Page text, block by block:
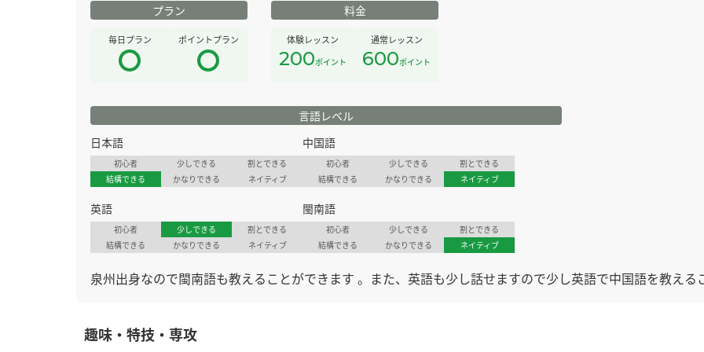
プラン
毎日プラン ポイントプラン
料金
体験レッスン
200ポイント
通常レッスン
600ポイント
言語レベル
日本語
初心者 少しできる
割とできる
結構できる
かなりできる ネイティブ
中国語
初心者 少しできる
割とできる
結構できる
かなりできる ネイティブ
英語
初心者 少しできる
割とできる
結構できる
かなりできる ネイティブ
閩南語
初心者 少しできる
割とできる
結構できる
かなりできる ネイティブ
泉州出身なので閩南語も教えることができます 。また、英語も少し話せますので少し英語で中国語を教える
趣味・特技・専攻